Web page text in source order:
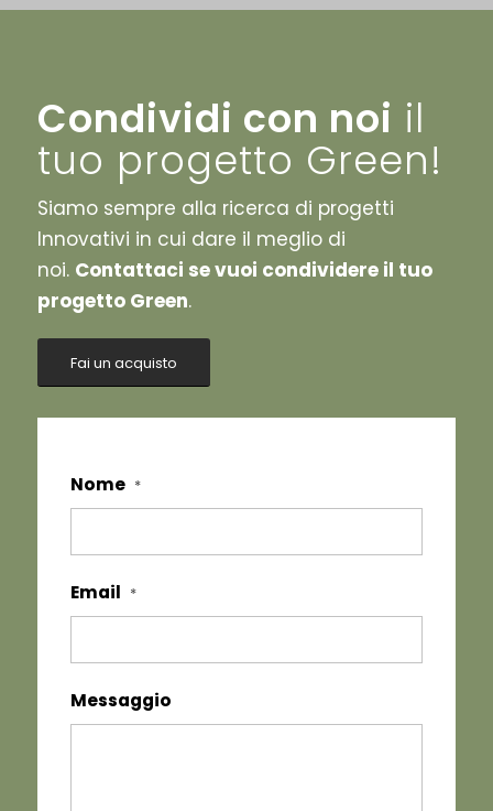
Condividi con noi il
tuo progetto Green!
Siamo sempre alla ricerca di progetti
Innovativi in cui dare il meglio di
noi. Contattaci se vuoi condividere il tuo
progetto Green.
Fai un acquisto
Nome *
Email *
Messaggio